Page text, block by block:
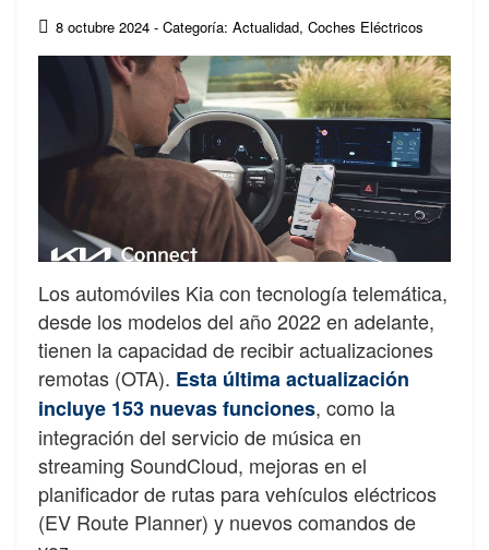
8 octubre 2024 - Categoría: Actualidad, Coches Eléctricos
Los automóviles Kia con tecnología telemática,
desde los modelos del año 2022 en adelante,
tienen la capacidad de recibir actualizaciones
remotas (OTA). Esta última actualización
incluye 153 nuevas funciones, como la
integración del servicio de música en
streaming SoundCloud, mejoras en el
planificador de rutas para vehículos eléctricos
(EV Route Planner) y nuevos comandos de